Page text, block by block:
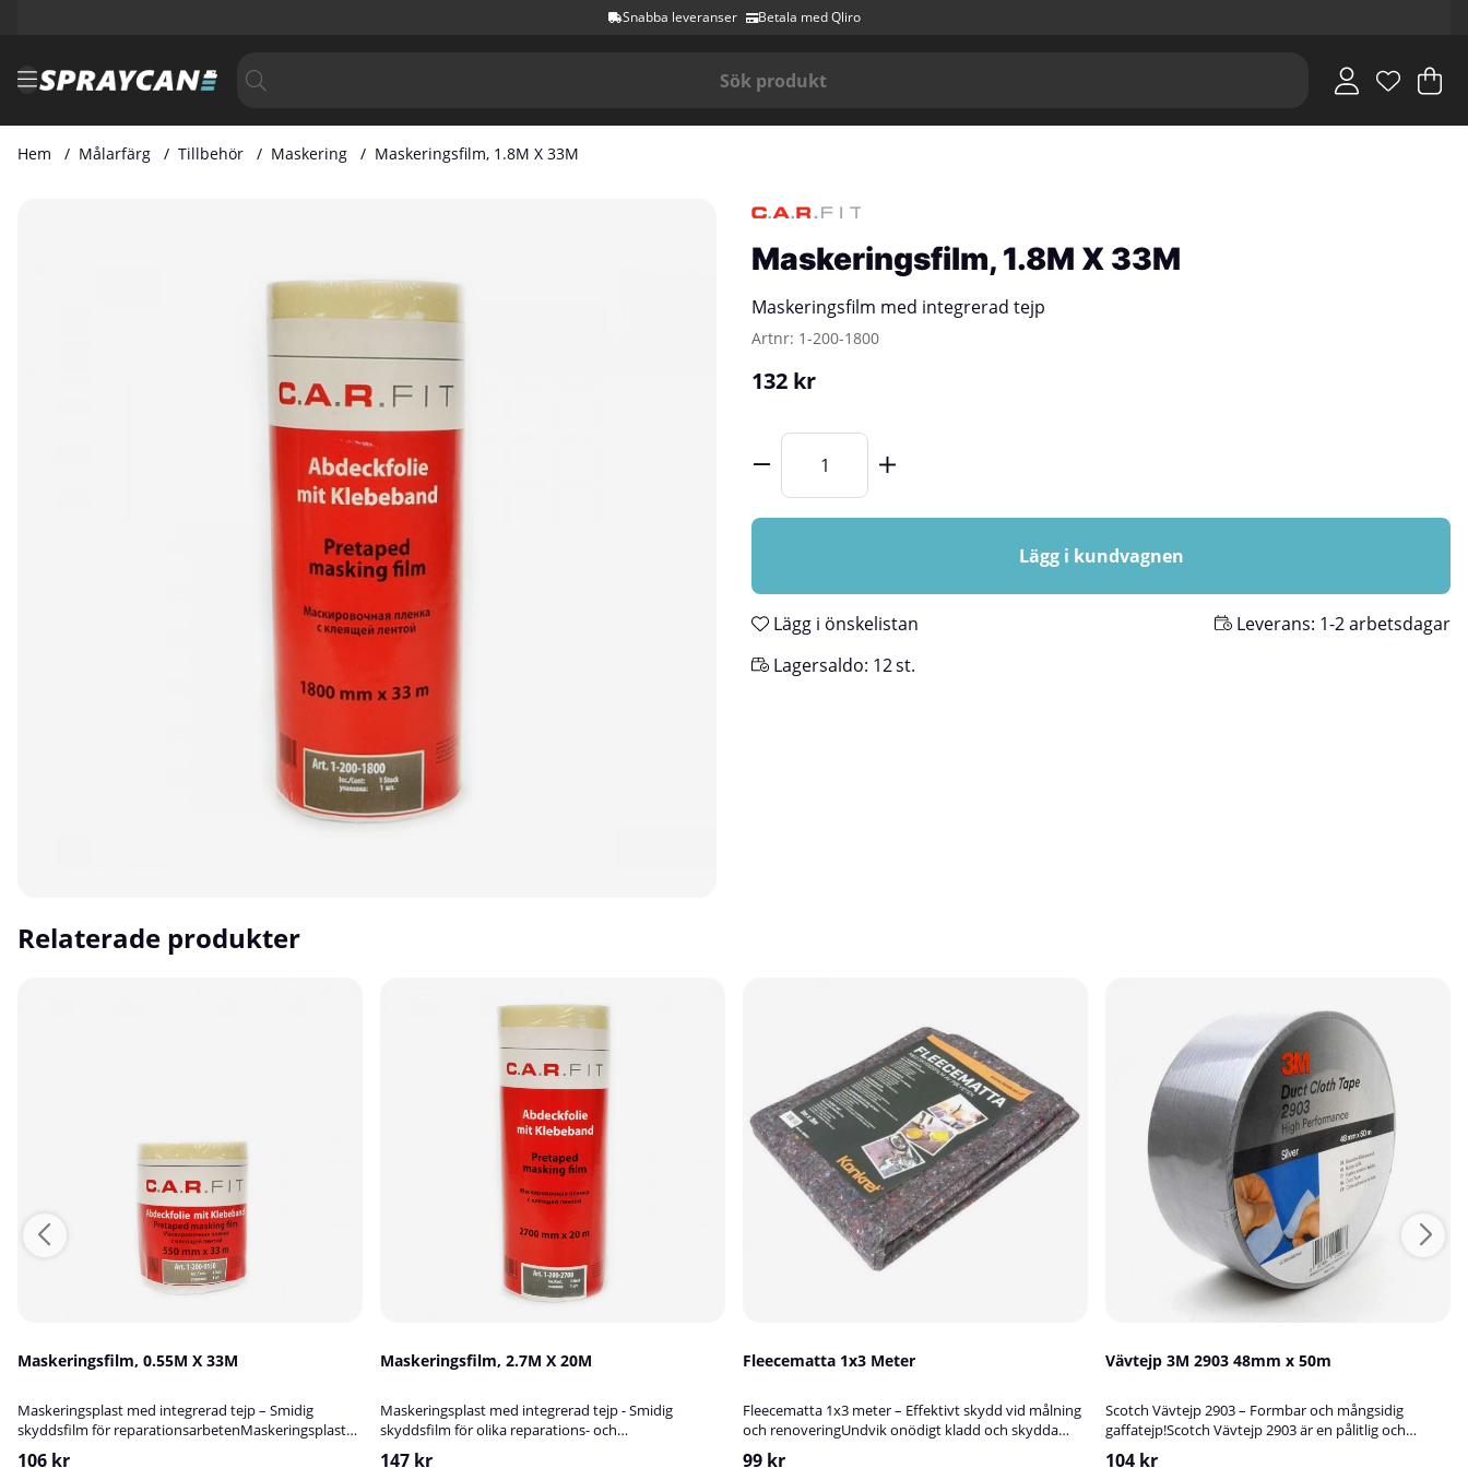
Snabba leveranser Betala med Qliro
.
Hem Målarfärg Tillbehör Maskering Maskeringsfilm, 1.8M X 33M
Maskeringsfilm, 1.8M X 33M
Maskeringsfilm med integrerad tejp
Artnr: 1-200-1800
132 kr
Lägg i kundvagnen
Lägg i önskelistan Leverans: 1-2 arbetsdagar
Lagersaldo: 12st.
Relaterade produkter
Maskeringsfilm, 0.55M X 33M
Maskeringsplast med integrerad tejp – Smidig
skyddsfilm för reparationsarbetenMaskeringsplast
med tejp från C.A.R.Fit är en praktisk och effektiv
106 kr
Maskeringsfilm, 2.7M X 20M
Maskeringsplast med integrerad tejp - Smidig
skyddsfilm för olika reparations- och
målningsarbeten!Maskeringsplasten med tejp är
147 kr
Fleecematta 1x3 Meter
Fleecematta 1x3 meter – Effektivt skydd vid målning
och renoveringUndvik onödigt kladd och skydda
dina ytor med denna praktiska och slitstarka
99 kr
Vävtejp 3M 2903 48mm x 50m
Scotch Vävtejp 2903 – Formbar och mångsidig
gaffatejp!Scotch Vävtejp 2903 är en pålitlig och
formbar vävtejp med många användningsområden.
104 kr